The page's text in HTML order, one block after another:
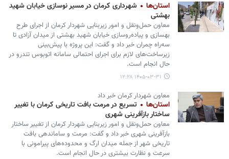
استان‌ها
شهرداری کرمان در مسیر نوسازی خیابان شهید
بهشتی
معاون حمل‌ونقل و امور زیربنایی شهردار کرمان از اجرای طرح
بهسازی و پیاده‌روسازی خیابان شهید بهشتی از میدان آزادی تا
سه‌راه چمران خبر داد و گفت: این پروژه با پیش‌بینی
زیرساخت‌های لازم برای اجرای احتمالی سامانه اتوبوس تندرو در
حال انجام است.
۱۴۰۵-۰۳-۳۱ ۱۲:۲۸
معاون شهردار کرمان خبر داد
استان‌ها
تسریع در مرمت بافت تاریخی کرمان با تغییر
ساختار بازآفرینی شهری
معاون حمل‌ونقل و امور زیربنایی شهردار کرمان از تغییر ساختار
بازآفرینی شهری خبر داد و گفت: مرمت و ساماندهی بافت
تاریخی شهر از جمله میدان ارگ و محدوده‌های پیرامونی با
سرعت و نظارت بیشتری در حال انجام است.